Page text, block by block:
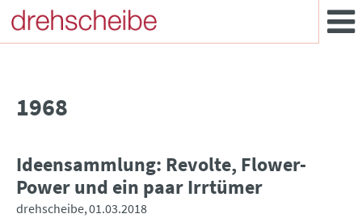
1968
Ideensammlung: Revolte, Flower-
Power und ein paar Irrtümer
drehscheibe 01.03.2018